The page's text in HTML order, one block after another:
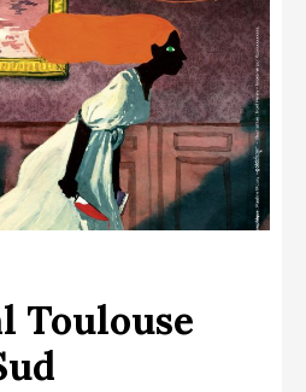
PRESTATION
AUTEUR/PORTEUR DE
PROJET
LA COPIE PRIVÉE
NUMÉRIQUE
LA CULTURE AVEC LA COPIE
PRIVÉE
CONTACTS
Toulouse